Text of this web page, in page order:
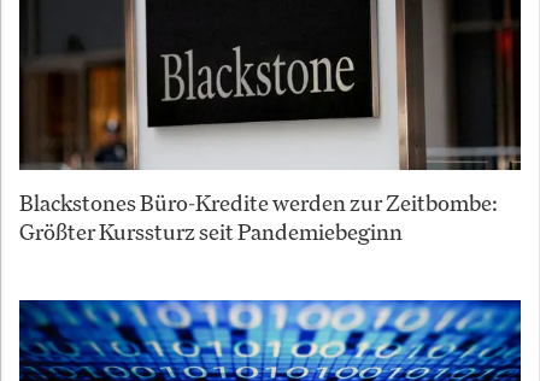
Blackstones Büro-Kredite werden zur Zeitbombe:
Größter Kurssturz seit Pandemiebeginn